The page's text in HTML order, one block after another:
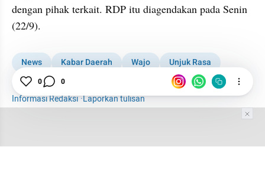
dengan pihak terkait. RDP itu diagendakan pada Senin
(22/9).
News Kabar Daerah Wajo
Unjuk Rasa
Sulawesi Selatan
Informasi Redaksi·Laporkan tulisan
0 0